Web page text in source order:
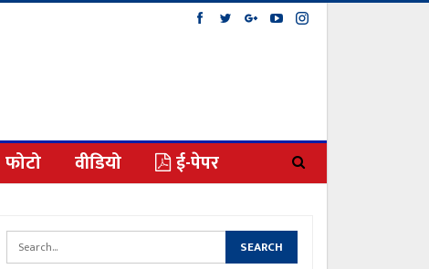
फोटो वीडियो ई-पेपर